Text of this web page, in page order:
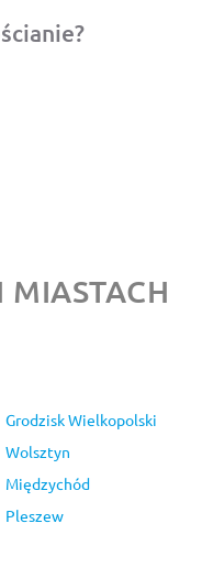
Grodzisk Wielkopolski
Wolsztyn
Międzychód
Pleszew